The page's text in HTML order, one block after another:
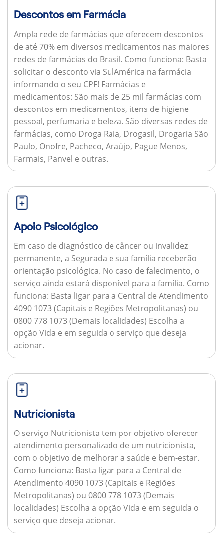
Descontos em Farmácia
Ampla rede de farmácias que oferecem descontos
de até 70% em diversos medicamentos nas maiores
redes de farmácias do Brasil. Como funciona: Basta
solicitar o desconto via SulAmérica na farmácia
informando o seu CPF! Farmácias e
medicamentos: São mais de 25 mil farmácias com
descontos em medicamentos, itens de higiene
pessoal, perfumaria e beleza. São diversas redes de
farmácias, como Droga Raia, Drogasil, Drogaria São
Paulo, Onofre, Pacheco, Araújo, Pague Menos,
Farmais, Panvel e outras.
Apoio Psicológico
Em caso de diagnóstico de câncer ou invalidez
permanente, a Segurada e sua família receberão
orientação psicológica. No caso de falecimento, o
serviço ainda estará disponível para a família. Como
funciona: Basta ligar para a Central de Atendimento
4090 1073 (Capitais e Regiões Metropolitanas) ou
0800 778 1073 (Demais localidades) Escolha a
opção Vida e em seguida o serviço que deseja
acionar.
Nutricionista
O serviço Nutricionista tem por objetivo oferecer
atendimento personalizado de um nutricionista,
com o objetivo de melhorar a saúde e bem-estar.
Como funciona: Basta ligar para a Central de
Atendimento 4090 1073 (Capitais e Regiões
Metropolitanas) ou 0800 778 1073 (Demais
localidades) Escolha a opção Vida e em seguida o
serviço que deseja acionar.